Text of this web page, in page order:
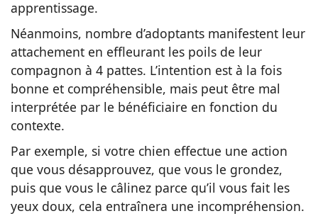
apprentissage.
Néanmoins, nombre d’adoptants manifestent leur
attachement en effleurant les poils de leur
compagnon à 4 pattes. L’intention est à la fois
bonne et compréhensible, mais peut être mal
interprétée par le bénéficiaire en fonction du
contexte.
Par exemple, si votre chien effectue une action
que vous désapprouvez, que vous le grondez,
puis que vous le câlinez parce qu’il vous fait les
yeux doux, cela entraînera une incompréhension.